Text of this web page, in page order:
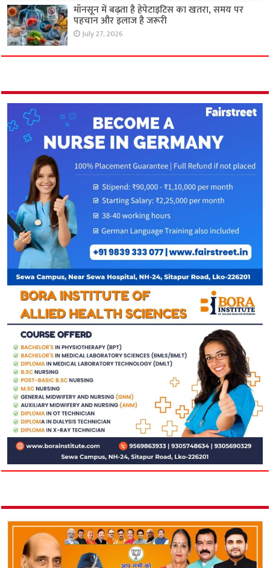
मॉनसून में बढ़ता है हेपेटाइटिस का खतरा, समय पर
पहचान और इलाज है जरूरी
July 27, 2026